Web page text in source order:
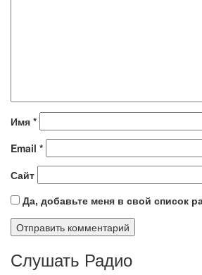
Имя *
Email *
Сайт
Да, добавьте меня в свой список
Слушать Радио